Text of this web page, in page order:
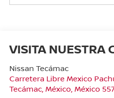
VISITA NUESTRA
Nissan Tecámac
Carretera Libre Mexico
Tecámac, México , México